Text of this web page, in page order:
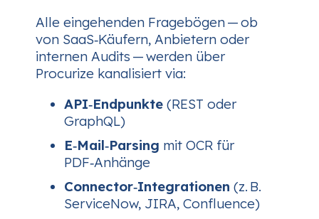
Alle eingehenden Fragebögen — ob
von SaaS‑Käufern, Anbietern oder
internen Audits — werden über
Procurize kanalisiert via:
API‑Endpunkte (REST oder
GraphQL)
E‑Mail‑Parsing mit OCR für
PDF‑Anhänge
Connector‑Integrationen (z. B.
ServiceNow, JIRA, Confluence)